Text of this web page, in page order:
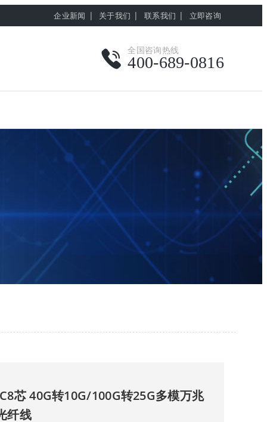
企业新闻 | 关于我们 | 联系我们 | 立即咨询
全国咨询热线
400-689-0816
芯 40G转10G/100G转25G多模万兆
纤线